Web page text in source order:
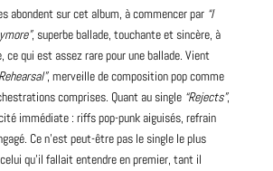
abondent sur cet album, à commencer par “I
, superbe ballade, touchante et sincère, à
ce qui est assez rare pour une ballade. Vient
, merveille de compositionpopcomme
comprises. Quant au single “Rejects”,
immédiate : riffs pop-punk aiguisés, refrain
Ce n’est peut-être pas le single le plus
qu’il fallait entendre en premier, tant il